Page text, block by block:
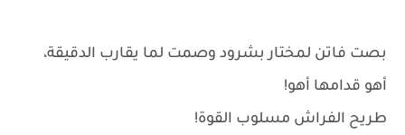
بصت فاتن لمختار بشرود وصمت لما يقارب الدقيقة،
أهو قدامها أهو!
طريح الفراش مسلوب القوة!